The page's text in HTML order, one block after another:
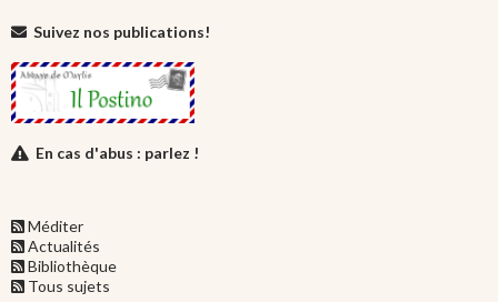
Suivez nos publications!
En cas d'abus : parlez !
Méditer
Actualités
Bibliothèque
Tous sujets